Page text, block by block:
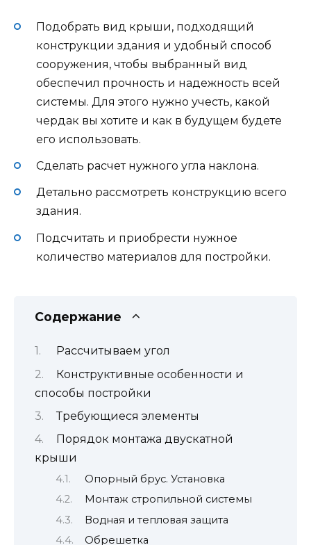
Подобрать вид крыши, подходящий
конструкции здания и удобный способ
сооружения, чтобы выбранный вид
обеспечил прочность и надежность всей
системы. Для этого нужно учесть, какой
чердак вы хотите и как в будущем будете
его использовать.
Сделать расчет нужного угла наклона.
Детально рассмотреть конструкцию всего
здания.
Подсчитать и приобрести нужное
количество материалов для постройки.
Содержание
Рассчитываем угол
Конструктивные особенности и
способы постройки
Требующиеся элементы
Порядок монтажа двускатной
крыши
Опорный брус. Установка
Монтаж стропильной системы
Водная и тепловая защита
Обрешетка